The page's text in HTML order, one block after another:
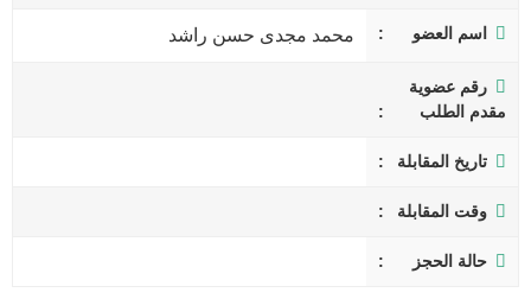
اسم العضو محمد مجدى حسن راشد
رقم عضوية
مقدم الطلب
تاريخ المقابلة
وقت المقابلة
حالة الحجز